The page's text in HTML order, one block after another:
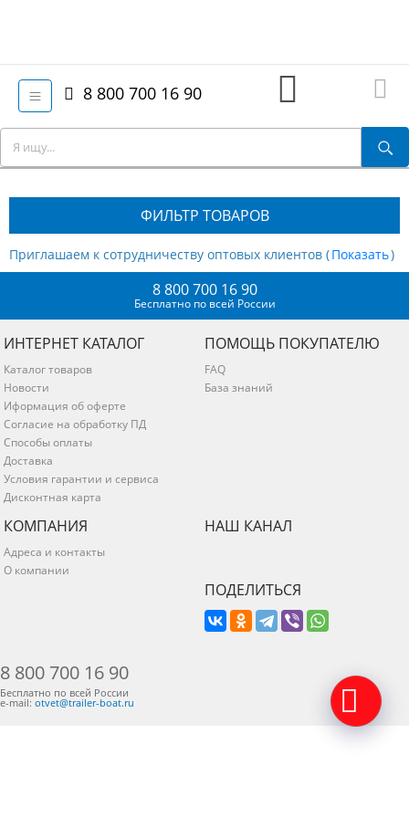
8 800 700 16 90
ФИЛЬТР ТОВАРОВ
Приглашаем к сотрудничеству оптовых клиентов ( )
8 800 700 16 90
Бесплатно по всей России
ИНТЕРНЕТ КАТАЛОГ
Каталог товаров
Новости
Иформация об оферте
Согласие на обработку ПД
Способы оплаты
Доставка
Условия гарантии и сервиса
Дисконтная карта
ПОМОЩЬ ПОКУПАТЕЛЮ
FAQ
База знаний
КОМПАНИЯ
Адреса и контакты
О компании
НАШ КАНАЛ
ПОДЕЛИТЬСЯ
8 800 700 16 90
Бесплатно по всей России
e-mail: otvet@trailer-boat.ru